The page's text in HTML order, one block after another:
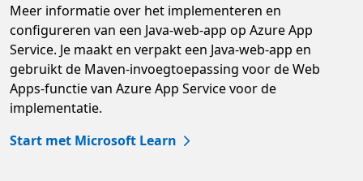
Meer informatie over het implementeren en
configureren van een Java-web-app op Azure App
Service. Je maakt en verpakt een Java-web-app en
gebruikt de Maven-invoegtoepassing voor de Web
Apps-functie van Azure App Service voor de
implementatie.
Start met Microsoft Learn